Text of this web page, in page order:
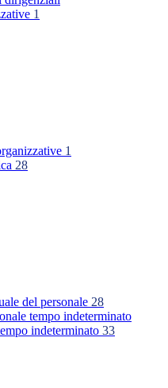
1
1
28
del personale 28
tempo indeterminato
indeterminato 33